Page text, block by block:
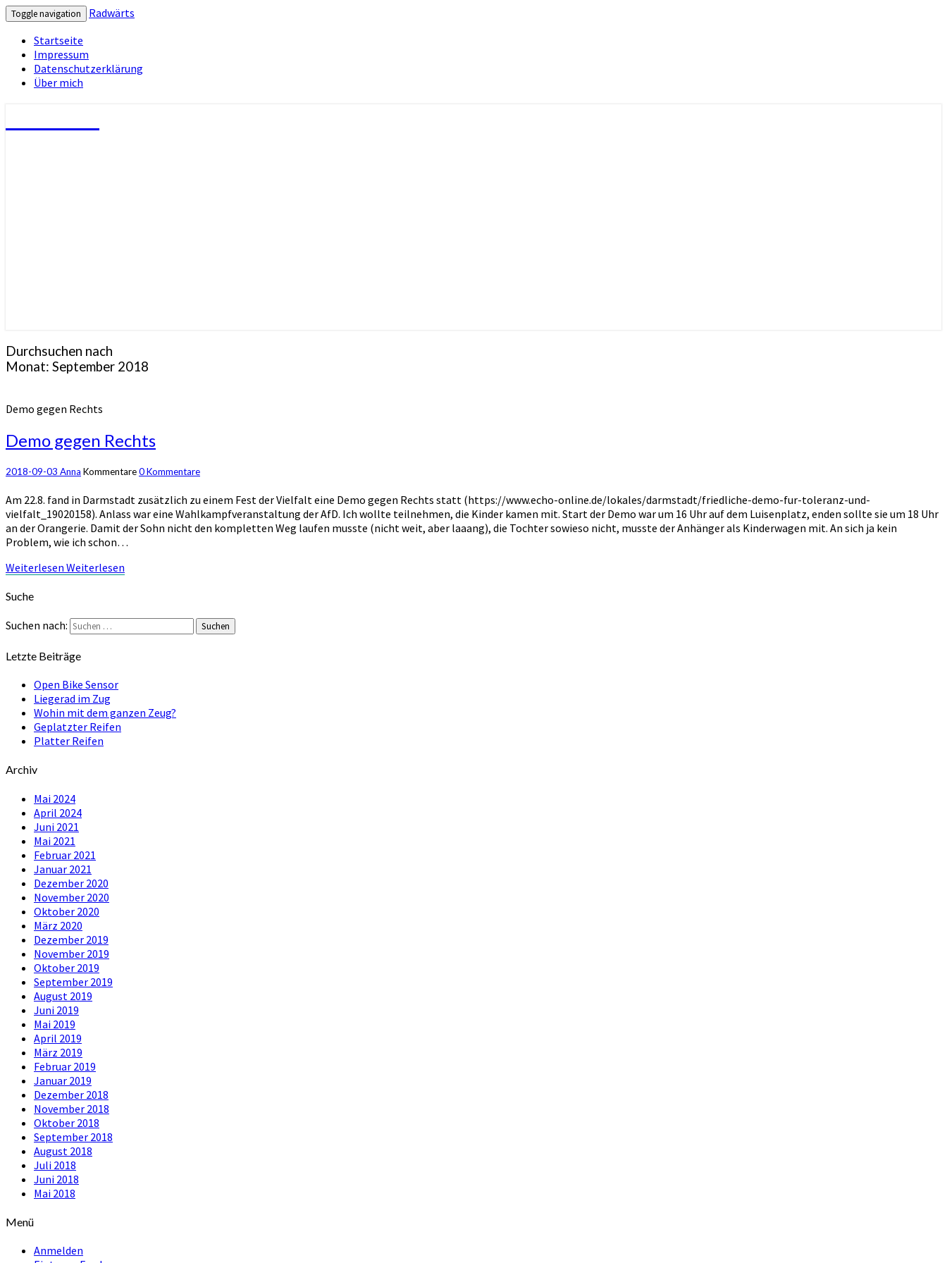
Toggle navigation
Radwärts
Startseite
Impressum
Datenschutzerklärung
Über mich
Durchsuchen nach
Monat: September 2018
Demo gegen Rechts
Demo gegen Rechts
2018-09-03 Anna Kommentare0 Kommentare
Am 22.8. fand in Darmstadt zusätzlich zu einem Fest der Vielfalt eine Demo gegen Rechts statt (https://www.echo-online.de/lokales/darmstadt/friedliche-demo-fur-toleranz-und-
vielfalt_19020158). Anlass war eine Wahlkampfveranstaltung der AfD. Ich wollte teilnehmen, die Kinder kamen mit. Start der Demo war um 16 Uhr auf dem Luisenplatz, enden sollte sie um 18 Uhr
an der Orangerie. Damit der Sohn nicht den kompletten Weg laufen musste (nicht weit, aber laaang), die Tochter sowieso nicht, musste der Anhänger als Kinderwagen mit. An sich ja kein
Problem, wie ich schon…
Weiterlesen Weiterlesen
Suche
Suchen nach: Suchen
Letzte Beiträge
Open Bike Sensor
Liegerad im Zug
Wohin mit dem ganzen Zeug?
Geplatzter Reifen
Platter Reifen
Archiv
Mai 2024
April 2024
Juni 2021
Mai 2021
Februar 2021
Januar 2021
Dezember 2020
November 2020
Oktober 2020
März 2020
Dezember 2019
November 2019
Oktober 2019
September 2019
August 2019
Juni 2019
Mai 2019
April 2019
März 2019
Februar 2019
Januar 2019
Dezember 2018
November 2018
Oktober 2018
September 2018
August 2018
Juli 2018
Juni 2018
Mai 2018
Menü
Anmelden